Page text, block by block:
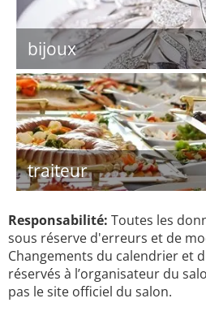
bijoux
traiteur
Responsabilité: Toutes les
sous réserve d'erreurs et de
Changements du calendrier et
réservés à l’organisateur du
pas le site officiel du salon.